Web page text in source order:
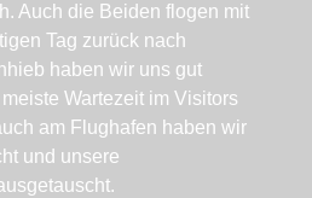
Auch die Beiden flogen mit
Tag zurück nach
haben wir uns gut
Wartezeit im Visitors
am Flughafen haben wir
und unsere